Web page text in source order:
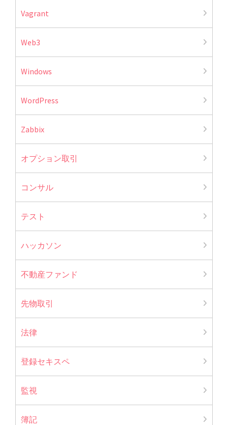
Vagrant
Web3
Windows
WordPress
Zabbix
オプション取引
コンサル
テスト
ハッカソン
不動産ファンド
先物取引
法律
登録セキスペ
監視
簿記